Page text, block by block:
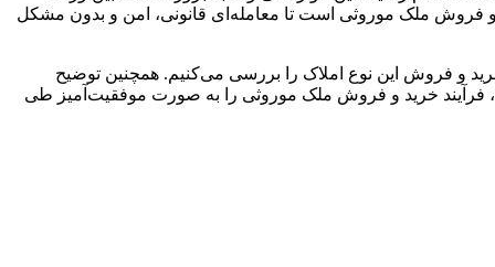
و فروش ملک موروثی است تا معامله‌ای قانونی، امن و بدون مشکل
و فروش این نوع املاک را بررسی می‌کنیم. همچنین توضیح
فرآیند خرید و فروش ملک موروثی را به صورت موفقیت‌آمیز طی